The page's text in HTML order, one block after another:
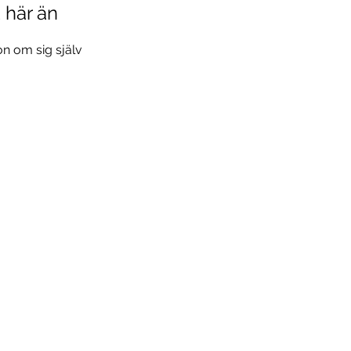
än
om sig själv